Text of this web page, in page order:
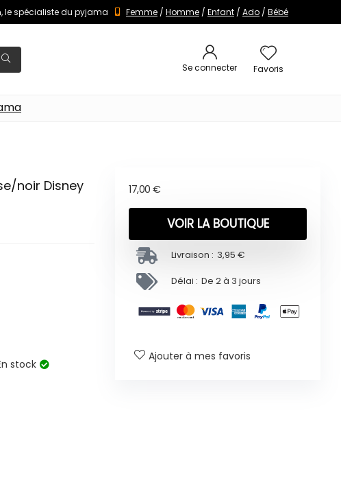
le spécialiste du pyjama Femme / Homme / Enfant / Ado / Bébé
Se connecter Favoris
noir Disney
stock
17,00 €
VOIR LA BOUTIQUE
Livraison : 3,95 €
Délai : De 2 à 3 jours
Ajouter à mes favoris